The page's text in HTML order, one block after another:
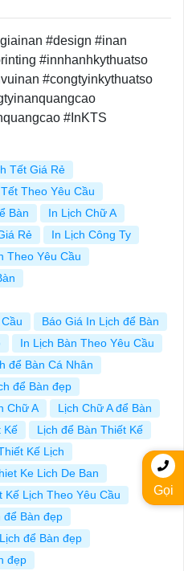
#design #inan
#innhanhkythuatso
#congtyinkythuatso
#InKTS
Tết Giá Rẻ
Theo Yêu Cầu
Bàn
In Lịch Chữ A
Rẻ
In Lịch Công Ty
Theo Yêu Cầu
Báo Giá In Lịch để Bàn
In Lịch Bàn Theo Yêu Cầu
để Bàn Cá Nhân
để Bàn đẹp
Chữ A
Lịch Chữ A để Bàn
Kế
Lịch để Bàn Thiết Kế
Kế Lịch
Ke Lich De Ban
Kế Lịch Theo Yêu Cầu
để Bàn đẹp
để Bàn đẹp
đẹp
Gọi